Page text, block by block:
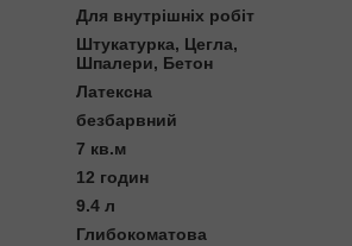
Для внутрішніх робіт
Штукатурка, Цегла,
Шпалери, Бетон
Латексна
безбарвний
7 кв.м
12 годин
9.4 л
Глибокоматова